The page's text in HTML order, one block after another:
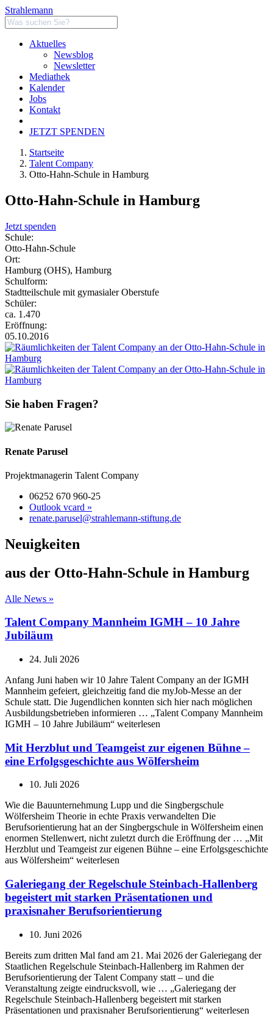
Strahlemann
Aktuelles
Newsblog
Newsletter
Mediathek
Kalender
Jobs
Kontakt
JETZT SPENDEN
Startseite
Talent Company
Otto-Hahn-Schule in Hamburg
Otto-Hahn-Schule in Hamburg
Jetzt spenden
Schule:
Otto-Hahn-Schule
Ort:
Hamburg (OHS), Hamburg
Schulform:
Stadtteilschule mit gymasialer Oberstufe
Schüler:
ca. 1.470
Eröffnung:
05.10.2016
Sie haben Fragen?
Renate Parusel
Projektmanagerin Talent Company
06252 670 960-25
Outlook vcard »
renate.parusel@strahlemann-stiftung.de
Neuigkeiten
aus der Otto-Hahn-Schule in Hamburg
Alle News »
Talent Company Mannheim IGMH – 10 Jahre
Jubiläum
24. Juli 2026
Anfang Juni haben wir 10 Jahre Talent Company an der IGMH
Mannheim gefeiert, gleichzeitig fand die myJob-Messe an der
Schule statt. Die Jugendlichen konnten sich hier nach möglichen
Ausbildungsbetrieben informieren … „Talent Company Mannheim
IGMH – 10 Jahre Jubiläum“ weiterlesen
Mit Herzblut und Teamgeist zur eigenen Bühne –
eine Erfolgsgeschichte aus Wölfersheim
10. Juli 2026
Wie die Bauunternehmung Lupp und die Singbergschule
Wölfersheim Theorie in echte Praxis verwandelten Die
Berufsorientierung hat an der Singbergschule in Wölfersheim einen
enormen Stellenwert, nicht zuletzt durch die Eröffnung der … „Mit
Herzblut und Teamgeist zur eigenen Bühne – eine Erfolgsgeschichte
aus Wölfersheim“ weiterlesen
Galeriegang der Regelschule Steinbach-Hallenberg
begeistert mit starken Präsentationen und
praxisnaher Berufsorientierung
10. Juni 2026
Bereits zum dritten Mal fand am 21. Mai 2026 der Galeriegang der
Staatlichen Regelschule Steinbach-Hallenberg im Rahmen der
Berufsorientierung der Talent Company statt – und die
Veranstaltung zeigte eindrucksvoll, wie … „Galeriegang der
Regelschule Steinbach-Hallenberg begeistert mit starken
Präsentationen und praxisnaher Berufsorientierung“ weiterlesen